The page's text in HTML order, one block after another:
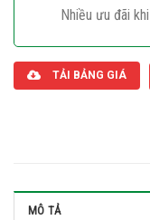
Nhiều ưu đãi
TẢI BẢNG GIÁ
MÔ TẢ